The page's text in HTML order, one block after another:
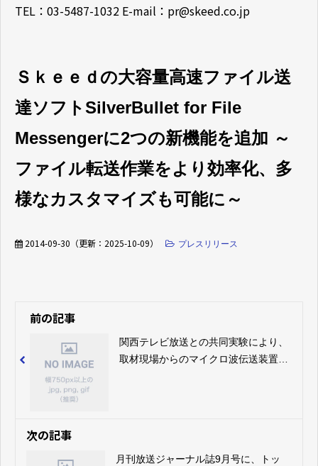
TEL：03-5487-1032 E-mail：pr@skeed.co.jp
Ｓｋｅｅｄの大容量高速ファイル送
達ソフトSilverBullet for File
Messengerに2つの新機能を追加 ～
ファイル転送作業をより効率化、多
様なカスタマイズも可能に～
2014-09-30 （更新： 2025-10-09） プレスリリース
前の記事
関西テレビ放送との共同実験により、
取材現場からのマイクロ波伝送装置
次の記事
月刊放送ジャーナル誌9月号に、トッ